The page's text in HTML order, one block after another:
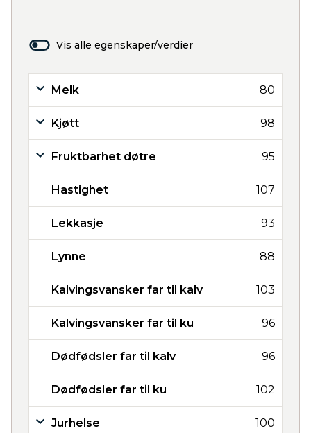
Vis alle egenskaper/verdier
Melk 80
Kjøtt 98
Fruktbarhet døtre 95
Hastighet 107
Lekkasje 93
Lynne 88
Kalvingsvansker far til kalv 103
Kalvingsvansker far til ku 96
Dødfødsler far til kalv 96
Dødfødsler far til ku 102
Jurhelse 100